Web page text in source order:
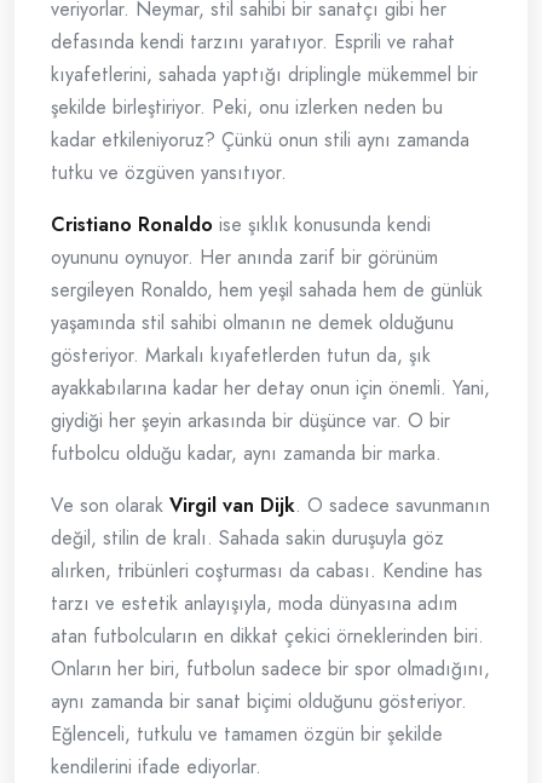
veriyorlar. Neymar, stil sahibi bir sanatçı gibi her
defasında kendi tarzını yaratıyor. Esprili ve rahat
kıyafetlerini, sahada yaptığı driplingle mükemmel bir
şekilde birleştiriyor. Peki, onu izlerken neden bu
kadar etkileniyoruz? Çünkü onun stili aynı zamanda
tutku ve özgüven yansıtıyor.
Cristiano Ronaldo ise şıklık konusunda kendi
oyununu oynuyor. Her anında zarif bir görünüm
sergileyen Ronaldo, hem yeşil sahada hem de günlük
yaşamında stil sahibi olmanın ne demek olduğunu
gösteriyor. Markalı kıyafetlerden tutun da, şık
ayakkabılarına kadar her detay onun için önemli. Yani,
giydiği her şeyin arkasında bir düşünce var. O bir
futbolcu olduğu kadar, aynı zamanda bir marka.
Ve son olarak Virgil van Dijk. O sadece savunmanın
değil, stilin de kralı. Sahada sakin duruşuyla göz
alırken, tribünleri coşturması da cabası. Kendine has
tarzı ve estetik anlayışıyla, moda dünyasına adım
atan futbolcuların en dikkat çekici örneklerinden biri.
Onların her biri, futbolun sadece bir spor olmadığını,
aynı zamanda bir sanat biçimi olduğunu gösteriyor.
Eğlenceli, tutkulu ve tamamen özgün bir şekilde
kendilerini ifade ediyorlar.